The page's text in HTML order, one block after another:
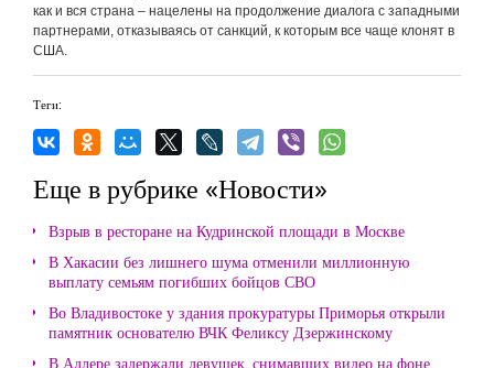
как и вся страна – нацелены на продолжение диалога с западными
партнерами, отказываясь от санкций, к которым все чаще клонят в
США.
Теги:
Еще в рубрике «Новости»
Взрыв в ресторане на Кудринской площади в Москве
В Хакасии без лишнего шума отменили миллионную
выплату семьям погибших бойцов СВО
Во Владивостоке у здания прокуратуры Приморья открыли
памятник основателю ВЧК Феликсу Дзержинскому
В Адлере задержали девушек, снимавших видео на фоне